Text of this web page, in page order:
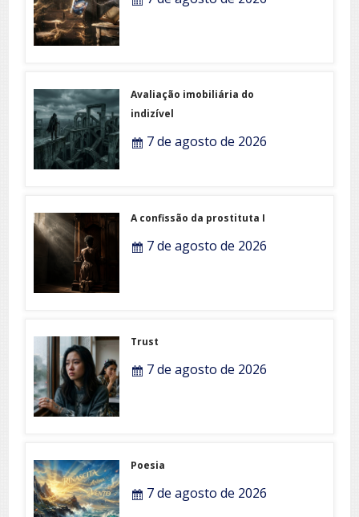
Avaliação imobiliária do
indizível
7 de agosto de 2026
A confissão da prostituta I
7 de agosto de 2026
Trust
7 de agosto de 2026
Poesia
7 de agosto de 2026